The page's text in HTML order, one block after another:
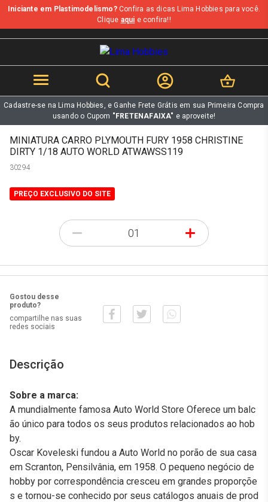
b
Iniciante em Plastimodelismo?Confira as dicas Lima Hobbies para você.
Clique aqui e confira!!
Cadastre-se na Lima Hobbies, e Ganhe Frete Grátis em sua Primeira Compra
usando o Cupom "FRETENAFAIXA" e aproveite!
MINIATURA CARRO PLYMOUTH FURY 1958 CHRISTINE
DIRTY 1/18 AUTO WORLD ATWAWSS119
30294
PREÇO EXCLUSIVO DO SITE
- +
Gostou desse
produto?
compartilhe nas suas
redes sociais
Descrição
Sobre a marca:
A mundialmente famosa Auto World Store Oferece um balc
ão único para todos os seus produtos relacionados ao hob
by.
Oscar Koveleski fundou a Auto World no porão de sua casa
em Scranton, Pensilvânia, em 1958. O pequeno negócio de
hobby por correspondência cresceu em grandes proporçõe
s e tornou-se conhecido por seus catálogos anuais de prod